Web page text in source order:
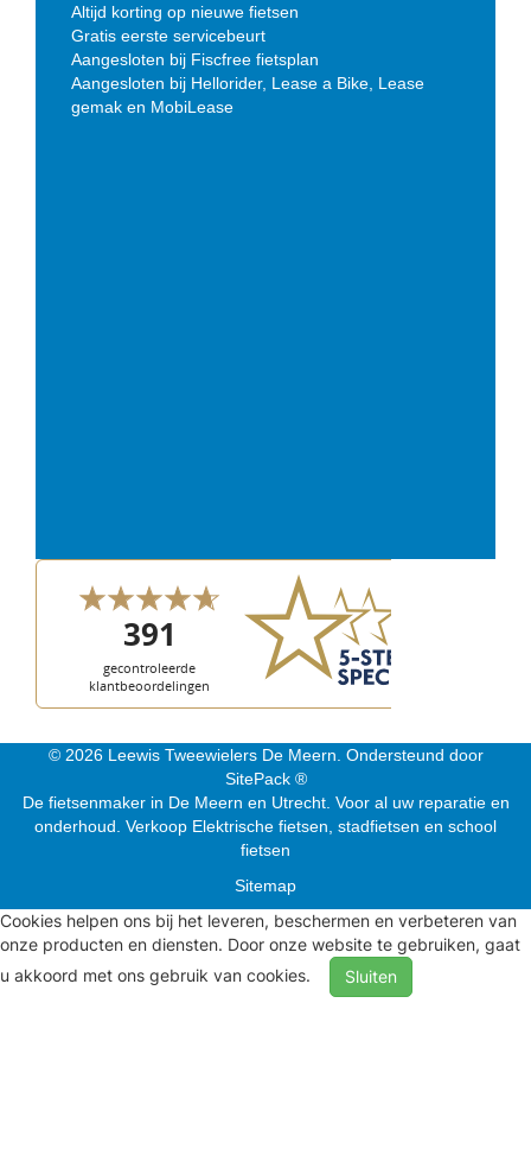
Altijd korting op nieuwe fietsen
Gratis eerste servicebeurt
Aangesloten bij Fiscfree fietsplan
Aangesloten bij Hellorider, Lease a Bike, Lease
gemak en MobiLease
© 2026 Leewis Tweewielers De Meern. Ondersteund door
SitePack ®
De fietsenmaker in De Meern en Utrecht. Voor al uw reparatie en
onderhoud. Verkoop Elektrische fietsen, stadfietsen en school
fietsen
Sitemap
Cookies helpen ons bij het leveren, beschermen en verbeteren van
onze producten en diensten. Door onze website te gebruiken, gaat
u akkoord met ons gebruik van cookies.
Sluiten